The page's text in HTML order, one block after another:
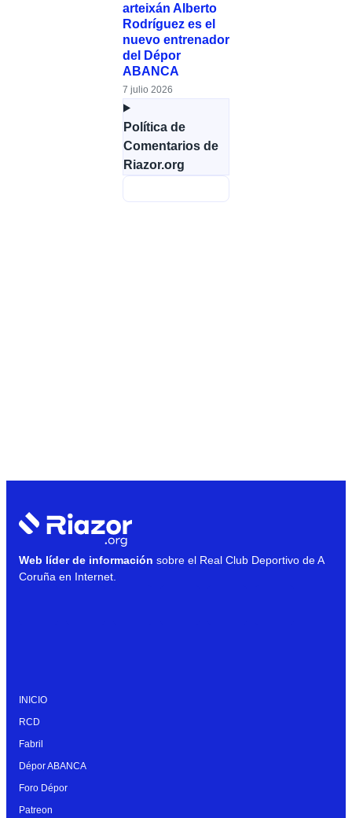
arteixán Alberto
Rodríguez es el
nuevo entrenador
del Dépor
ABANCA
7 julio 2026
Política de
Comentarios de
Riazor.org
Web líder de información sobre el Real Club Deportivo de A
Coruña en Internet.
INICIO
RCD
Fabril
Dépor ABANCA
Foro Dépor
Patreon